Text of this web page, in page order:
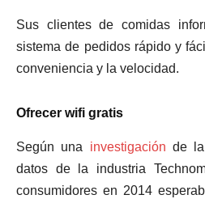
Sus clientes de comidas
sistema de pedidos rápido y
conveniencia y la velocidad.
Ofrecer wifi gratis
Según una investigación de
datos de la industria
consumidores en 2014